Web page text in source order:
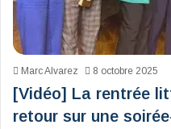
Marc Alvarez 8 octobre 2025
[Vidéo] La rentrée
retour sur une